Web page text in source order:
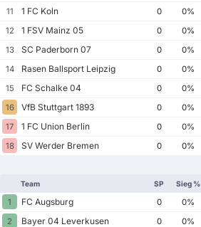
11
1 FC Koln 0 0%
12
1 FSV Mainz 05 0 0%
13
SC Paderborn 07 0 0%
14
Rasen Ballsport Leipzig 0 0%
15
FC Schalke 04 0 0%
16
VfB Stuttgart 1893 0 0%
17
1 FC Union Berlin 0 0%
18
SV Werder Bremen 0 0%
Team SP Sieg %
1 FC Augsburg 0 0%
2
Bayer 04 Leverkusen 0 0%